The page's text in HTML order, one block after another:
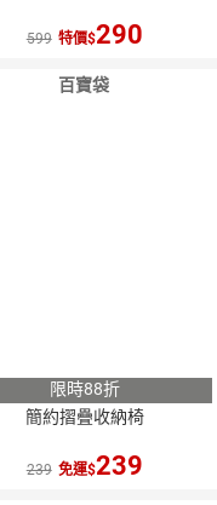
599 特價 290
百寶袋
限時88折
簡約摺疊收納椅
239 免運 239